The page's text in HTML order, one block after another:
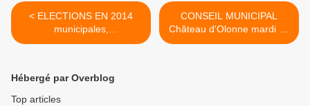
< ELECTIONS EN 2014
municipales,
intercommunales en 2014 :
CONSEIL MUNICIPAL
Château d'Olonne mardi 26
février 2013, vote du
Hébergé par Overblog
Top articles